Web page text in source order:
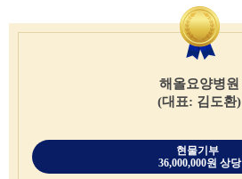
해올요양병원
(대표: 김도환)
현물기부
36,000,000원 상당